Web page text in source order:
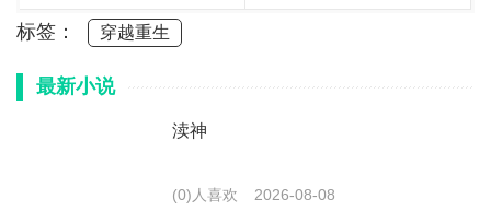
标签：
穿越重生
最新小说
渎神
(0)人喜欢 2026-08-08